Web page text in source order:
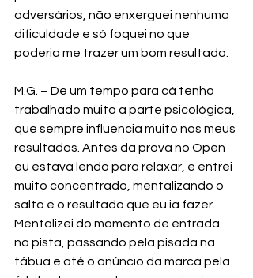
adversários, não enxerguei nenhuma
dificuldade e só foquei no que
poderia me trazer um bom resultado.
M.G. – De um tempo para cá tenho
trabalhado muito a parte psicológica,
que sempre influencia muito nos meus
resultados. Antes da prova no Open
eu estava lendo para relaxar, e entrei
muito concentrado, mentalizando o
salto e o resultado que eu ia fazer.
Mentalizei do momento de entrada
na pista, passando pela pisada na
tábua e até o anúncio da marca pela